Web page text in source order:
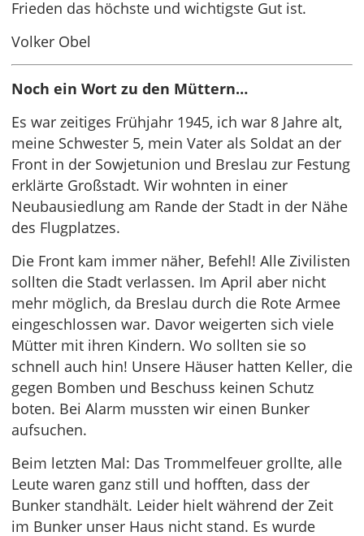
Frieden das höchste und wichtigste Gut ist.
Volker Obel
Noch ein Wort zu den Müttern…
Es war zeitiges Frühjahr 1945, ich war 8 Jahre alt,
meine Schwester 5, mein Vater als Soldat an der
Front in der Sowjetunion und Breslau zur Festung
erklärte Großstadt. Wir wohnten in einer
Neubausiedlung am Rande der Stadt in der Nähe
des Flugplatzes.
Die Front kam immer näher, Befehl! Alle Zivilisten
sollten die Stadt verlassen. Im April aber nicht
mehr möglich, da Breslau durch die Rote Armee
eingeschlossen war. Davor weigerten sich viele
Mütter mit ihren Kindern. Wo sollten sie so
schnell auch hin! Unsere Häuser hatten Keller, die
gegen Bomben und Beschuss keinen Schutz
boten. Bei Alarm mussten wir einen Bunker
aufsuchen.
Beim letzten Mal: Das Trommelfeuer grollte, alle
Leute waren ganz still und hofften, dass der
Bunker standhält. Leider hielt während der Zeit
im Bunker unser Haus nicht stand. Es wurde